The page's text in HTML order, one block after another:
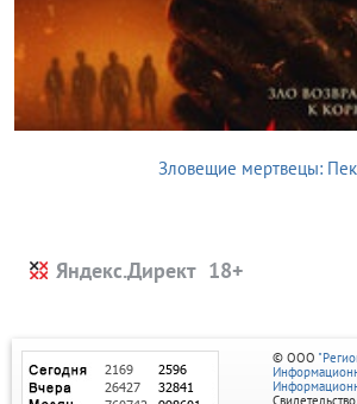
Зловещие мертвецы:
Яндекс.Директ
© ООО